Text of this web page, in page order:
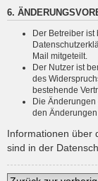
6.
Der Betreiber
Mail mitgeteilt.
Der Nutzer ist
des
bestehende
Die
den Änderungen
Informationen über
sind in der